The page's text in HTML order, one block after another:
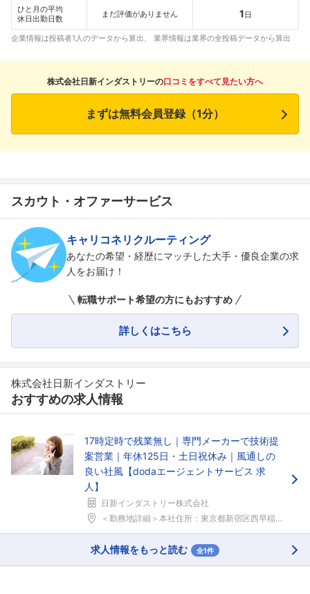
フォローしました
こちらの企業もフォローしませんか？
ひと月の平均
休日出勤日数
まだ評価がありません 1日
企業情報は投稿者1人のデータから算出、 業界情報は業界の全投稿データから算出
株式会社日新インダストリーの口コミをすべて見たい方へ
まずは無料会員登録（1分）
スカウト・オファーサービス
キャリコネリクルーティング
あなたの希望・経歴にマッチした大手・優良企業の求
人をお届け！
転職サポート希望の方にもおすすめ
詳しくはこちら
株式会社日新インダストリー
おすすめの求人情報
17時定時で残業無し｜専門メーカーで技術提
案営業｜年休125日・土日祝休み｜風通しの
良い社風【dodaエージェントサービス 求
人】
日新インダストリー株式会社
＜勤務地詳細＞本社住所：東京都新宿区西早稲田2-1...
求人情報をもっと読む 全1件